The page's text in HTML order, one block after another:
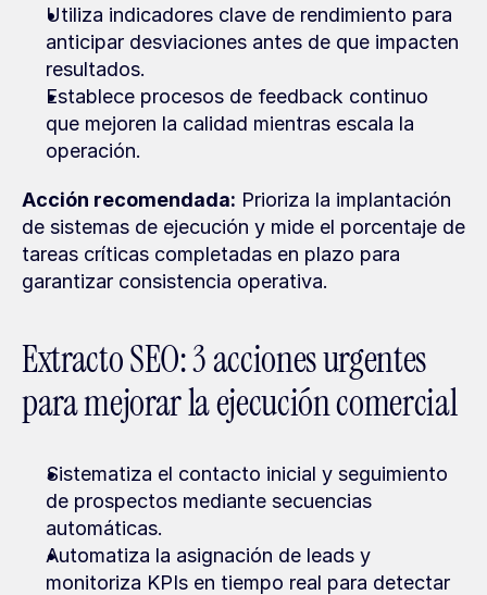
Utiliza indicadores clave de rendimiento para
anticipar desviaciones antes de que impacten
resultados.
Establece procesos de feedback continuo
que mejoren la calidad mientras escala la
operación.
Acción recomendada: Prioriza la implantación
de sistemas de ejecución y mide el porcentaje de
tareas críticas completadas en plazo para
garantizar consistencia operativa.
Extracto SEO: 3 acciones urgentes
para mejorar la ejecución comercial
Sistematiza el contacto inicial y seguimiento
de prospectos mediante secuencias
automáticas.
Automatiza la asignación de leads y
monitoriza KPIs en tiempo real para detectar